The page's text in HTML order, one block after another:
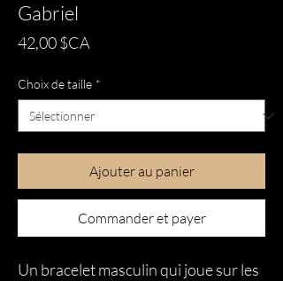
Gabriel
42,00 $CA
Choix de taille *
Ajouter au panier
Commander et payer
Un bracelet masculin qui joue sur les